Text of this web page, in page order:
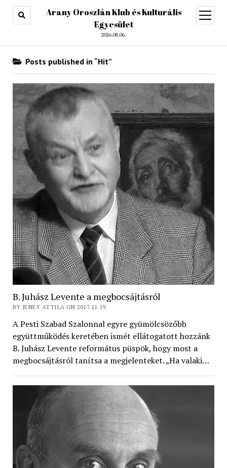
Arany Oroszlán Klub és Kulturális
Egyesület
2026.08.06.
open
menu
Posts published in “Hit”
B. Juhász Levente a megbocsájtásról
BY JENEY ATTILA ON 2017.11.19.
A Pesti Szabad Szalonnal egyre gyümölcsözőbb
együttműködés keretében ismét ellátogatott hozzánk
B. Juhász Levente református püspök, hogy most a
megbocsájtásról tanítsa a megjelenteket. „Ha valaki…